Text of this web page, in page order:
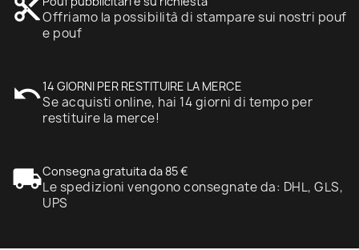
content_cutOffriamo la possibilità di stampare sui nostri pouf
e pouf
undo14 GIORNI PER RESTITUIRE LA MERCE
Se acquisti online, hai 14 giorni di tempo per
restituire la merce!
local_shippingConsegna gratuita da 85 €
Le spedizioni vengono consegnate da: DHL, GLS,
UPS